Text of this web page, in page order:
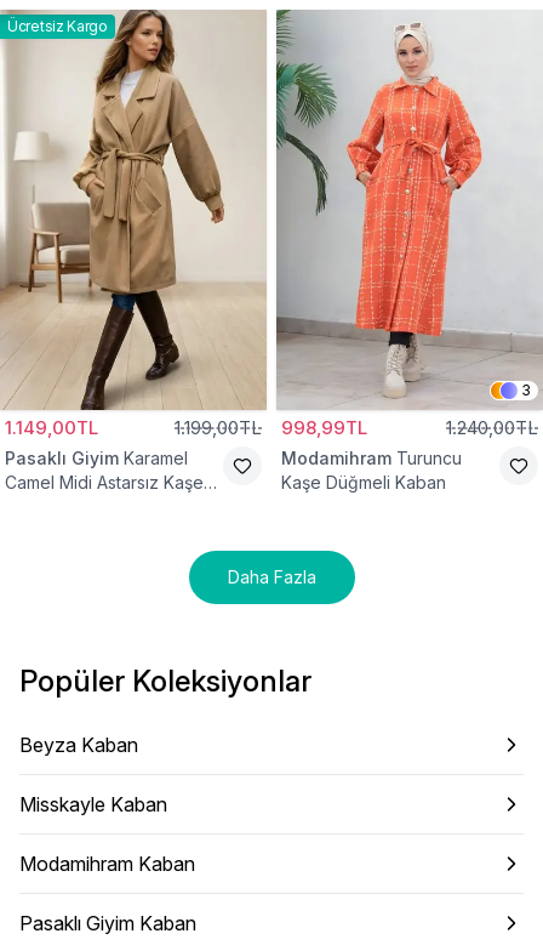
Ücretsiz Kargo
1.149,00TL 1.199,00TL
Pasaklı Giyim Karamel
Camel Midi Astarsız Kaşe
3
998,99TL 1.240,00TL
Modamihram Turuncu
Kaşe Düğmeli Kaban
Daha Fazla
Popüler Koleksiyonlar
Beyza Kaban
Misskayle Kaban
Modamihram Kaban
Pasaklı Giyim Kaban